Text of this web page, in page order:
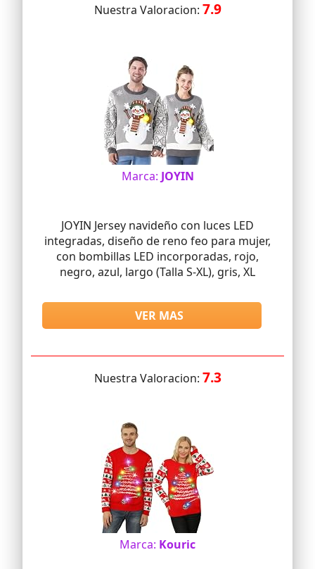
Nuestra Valoracion: 7.9
Marca: JOYIN
JOYIN Jersey navideño con luces LED
integradas, diseño de reno feo para mujer,
con bombillas LED incorporadas, rojo,
negro, azul, largo (Talla S-XL), gris, XL
VER MAS
Nuestra Valoracion: 7.3
Marca: Kouric